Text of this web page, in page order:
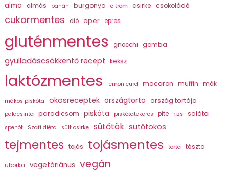
alma almás banán burgonya citrom csirke csokoládé
cukormentes dió eper epres
gluténmentes gnocchi gomba
gyulladáscsökkentő recept keksz
laktózmentes lemon curd macaron muffin mák
mákos piskóta okosreceptek országtorta ország tortája
palacsinta paradicsom piskóta piskótatekercs pite rizs saláta
spenót Szafi diéta sült csirke sütőtök sütőtökös
tejmentes tojás tojásmentes torta tészta
uborka vegetáriánus vegán